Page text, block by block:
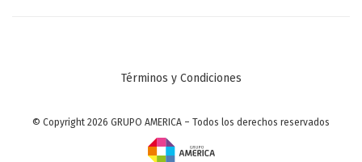
Términos y Condiciones
© Copyright 2026 GRUPO AMERICA – Todos los derechos reservados